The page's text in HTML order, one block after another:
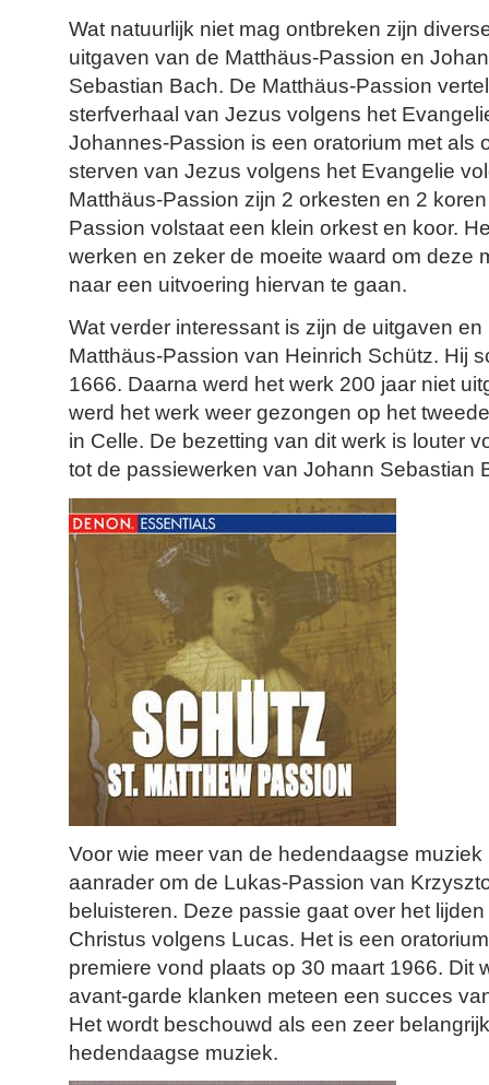
Wat natuurlijk niet mag ontbreken zijn
uitgaven van de Matthäus-Passion en
Sebastian Bach. De Matthäus-Passion
sterfverhaal van Jezus volgens het
Johannes-Passion is een oratorium met als
sterven van Jezus volgens het Evangelie
Matthäus-Passion zijn 2 orkesten en 2
Passion volstaat een klein orkest en koor.
werken en zeker de moeite waard om deze
naar een uitvoering hiervan te gaan.
Wat verder interessant is zijn de uitgaven
Matthäus-Passion van Heinrich Schütz. Hij
1666. Daarna werd het werk 200 jaar niet
werd het werk weer gezongen op het
in Celle. De bezetting van dit werk is louter
tot de passiewerken van Johann Sebastian
Voor wie meer van de hedendaagse
aanrader om de Lukas-Passion van
beluisteren. Deze passie gaat over het
Christus volgens Lucas. Het is een
premiere vond plaats op 30 maart 1966. Dit
avant-garde klanken meteen een succes
Het wordt beschouwd als een zeer
hedendaagse muziek.